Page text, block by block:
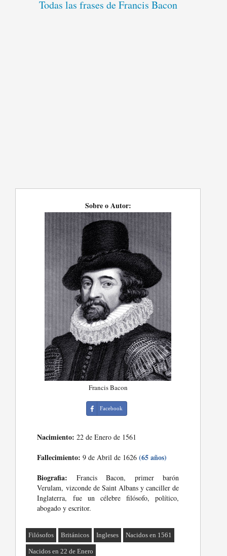
Todas las frases de Francis Bacon
Sobre o Autor:
Francis Bacon
Facebook
Nacimiento: 22 de Enero de 1561
Fallecimiento: 9 de Abril de 1626(65 años)
Biografia: Francis Bacon, primer barón
Verulam, vizconde de Saint Albans y canciller de
Inglaterra, fue un célebre filósofo, político,
abogado y escritor.
Filósofos Británicos Ingleses Nacidos en 1561
Nacidos en 22 de Enero